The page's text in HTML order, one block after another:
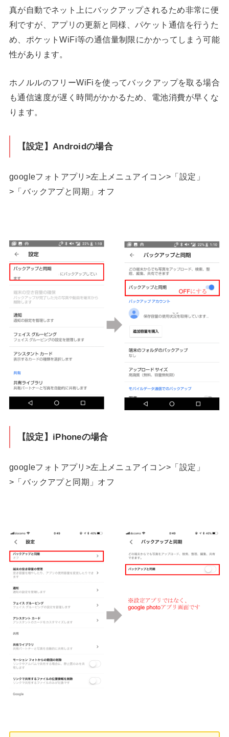
真が自動でネット上にバックアップされるため非常に便
利ですが、アプリの更新と同様、パケット通信を行うた
め、ポケットWiFi等の通信量制限にかかってしまう可能
性があります。
ホノルルのフリーWiFiを使ってバックアップを取る場合
も通信速度が遅く時間がかかるため、電池消費が早くな
ります。
【設定】Androidの場合
googleフォトアプリ>左上メニュアイコン>「設定」
>「バックアプと同期」オフ
【設定】iPhoneの場合
googleフォトアプリ>左上メニュアイコン>「設定」
>「バックアプと同期」オフ